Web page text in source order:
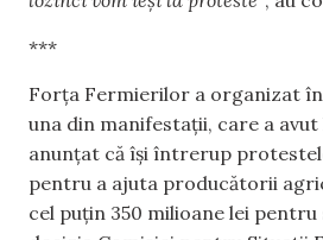
***
Forța Fermierilor a organizat
una din manifestații, care a
anunțat că își întrerup
pentru a ajuta producătorii
cel puțin 350 milioane lei